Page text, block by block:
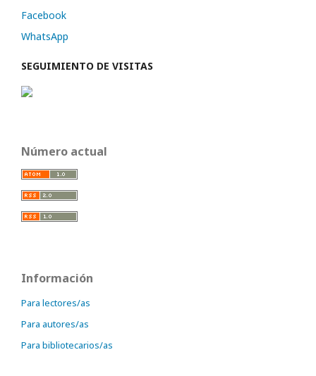
Facebook
WhatsApp
SEGUIMIENTO DE VISITAS
Número actual
Información
Para lectores/as
Para autores/as
Para bibliotecarios/as